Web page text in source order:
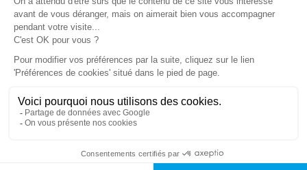
03.85.32.96.74
© 2026 -KPX PARTS- SITE CRÉÉ PARLET'S CLIC
TROUVEZ LA BONNE PIÈCE RAPIDEMENT